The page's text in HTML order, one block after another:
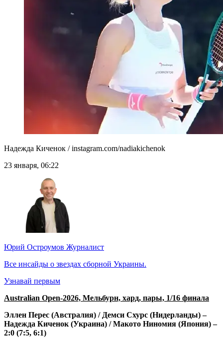
Надежда Киченок / instagram.com/nadiakichenok
23 января, 06:22
Юрий Остроумов Журналист
Все инсайды о звездах сборной Украины.
Узнавай первым
Australian Open-2026, Мельбурн, хард, пары, 1/16 финала
Эллен Перес (Австралия) / Демси Схурс (Нидерланды) –
Надежда Киченок (Украина) / Макото Ниномия (Япония) –
2:0 (7:5, 6:1)